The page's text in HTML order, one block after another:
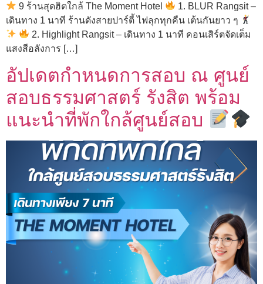
9 ร้านสุดฮิตใกล้ The Moment Hotel
1. BLUR Rangsit –
เดินทาง 1 นาที ร้านดังสายปาร์ตี้ ไฟลุกทุกคืน เต้นกันยาว ๆ
2. Highlight Rangsit – เดินทาง 1 นาที คอนเสิร์ตจัดเต็ม
แสงสีอลังการ […]
อัปเดตกำหนดการสอบ ณ ศูนย์
สอบธรรมศาสตร์ รังสิต พร้อม
แนะนำที่พักใกล้ศูนย์สอบ